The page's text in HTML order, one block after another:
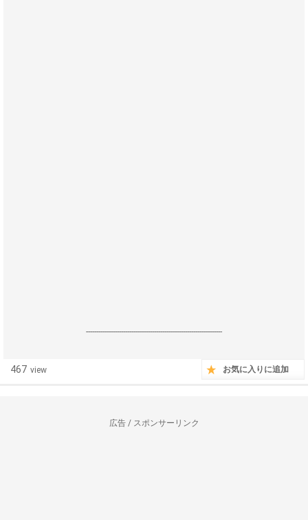
------------------------------------------------------------------
467 view お気に入りに追加
広告 / スポンサーリンク